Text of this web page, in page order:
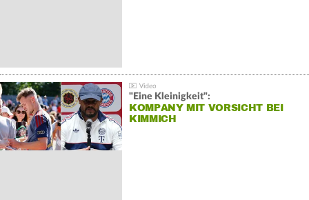
"Eine Kleinigkeit":
KOMPANY MIT VORSICHT BEI
KIMMICH